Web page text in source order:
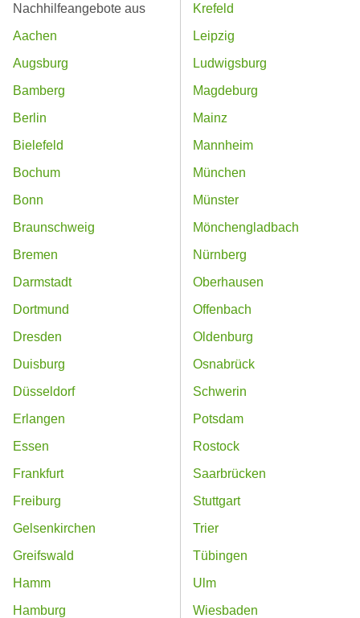
Nachhilfeangebote aus
Aachen
Augsburg
Bamberg
Berlin
Bielefeld
Bochum
Bonn
Braunschweig
Bremen
Darmstadt
Dortmund
Dresden
Duisburg
Düsseldorf
Erlangen
Essen
Frankfurt
Freiburg
Gelsenkirchen
Greifswald
Hamm
Hamburg
Krefeld
Leipzig
Ludwigsburg
Magdeburg
Mainz
Mannheim
München
Münster
Mönchengladbach
Nürnberg
Oberhausen
Offenbach
Oldenburg
Osnabrück
Schwerin
Potsdam
Rostock
Saarbrücken
Stuttgart
Trier
Tübingen
Ulm
Wiesbaden